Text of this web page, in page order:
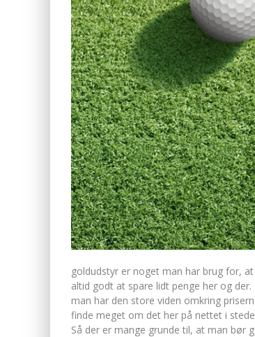
goldudstyr er noget man har brug for,
altid godt at spare lidt penge her og
man har den store viden omkring
finde meget om det her på nettet i
Så der er mange grunde til, at man bør